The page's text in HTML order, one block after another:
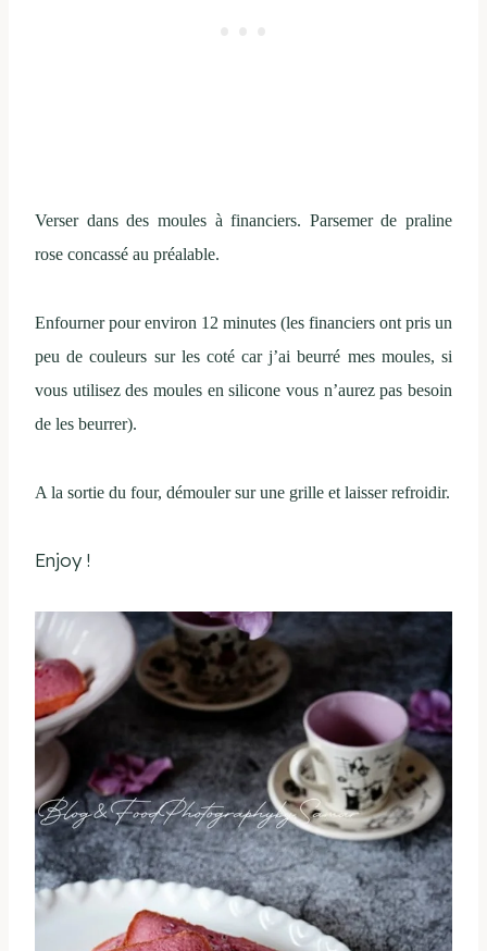
Verser dans des moules à financiers. Parsemer de praline
rose concassé au préalable.
Enfourner pour environ 12 minutes (les financiers ont pris un
peu de couleurs sur les coté car j’ai beurré mes moules, si
vous utilisez des moules en silicone vous n’aurez pas besoin
de les beurrer).
A la sortie du four, démouler sur une grille et laisser refroidir.
Enjoy !